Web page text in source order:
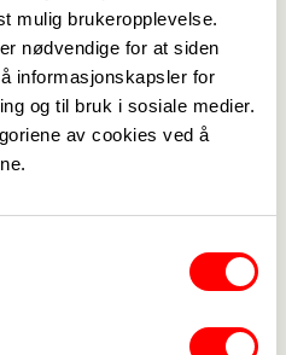
mulig brukeropplevelse.
nødvendige for at siden
informasjonskapsler for
og til bruk i sosiale medier.
av cookies ved å
i utgangspunktet gratis,
på f.eks. bøker
for arbeidsstedet, så
ved 60 studiepoeng,